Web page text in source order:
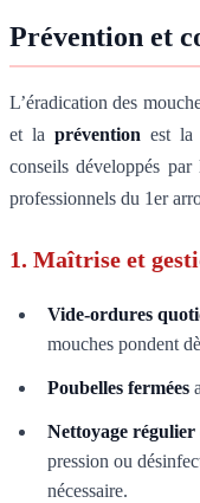
Prévention et
L’éradication des
et la prévention est la
conseils développés
professionnels du 1er
1. Maîtrise et
Vide-ordures
mouches pondent
Poubelles fermées
Nettoyage régulier
pression ou
nécessaire.